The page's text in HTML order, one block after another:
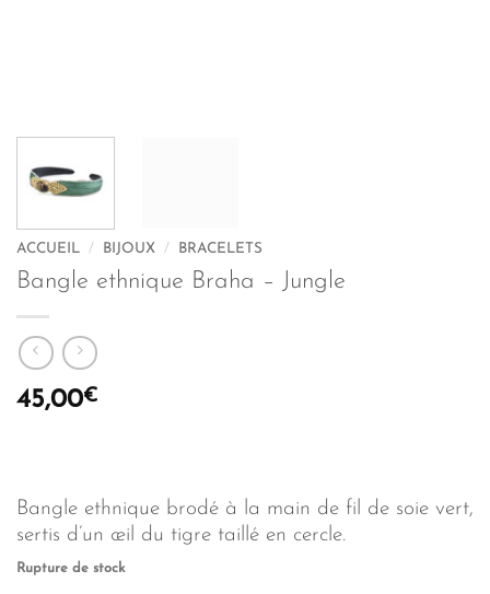
ACCUEIL / BIJOUX / BRACELETS
Bangle ethnique Braha – Jungle
45,00€
Bangle ethnique brodé à la main de fil de soie vert,
sertis d’un œil du tigre taillé en cercle.
Rupture de stock